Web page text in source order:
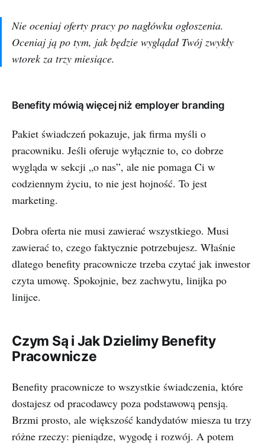
Nie oceniaj oferty pracy po nagłówku ogłoszenia.
Oceniaj ją po tym, jak będzie wyglądał Twój zwykły
wtorek za trzy miesiące.
Benefity mówią więcej niż employer branding
Pakiet świadczeń pokazuje, jak firma myśli o
pracowniku. Jeśli oferuje wyłącznie to, co dobrze
wygląda w sekcji „o nas”, ale nie pomaga Ci w
codziennym życiu, to nie jest hojność. To jest
marketing.
Dobra oferta nie musi zawierać wszystkiego. Musi
zawierać to, czego faktycznie potrzebujesz. Właśnie
dlatego benefity pracownicze trzeba czytać jak inwestor
czyta umowę. Spokojnie, bez zachwytu, linijka po
linijce.
Czym Są i Jak Dzielimy Benefity
Pracownicze
Benefity pracownicze to wszystkie świadczenia, które
dostajesz od pracodawcy poza podstawową pensją.
Brzmi prosto, ale większość kandydatów miesza tu trzy
różne rzeczy: pieniądze, wygodę i rozwój. A potem